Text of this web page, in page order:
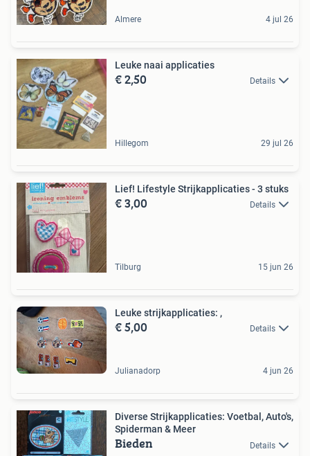
Almere 4 jul 26
Leuke naai applicaties
€ 2,50 Details
Hillegom 29 jul 26
Lief! Lifestyle Strijkapplicaties - 3 stuks
€ 3,00 Details
Tilburg 15 jun 26
Leuke strijkapplicaties: ,
€ 5,00 Details
Julianadorp 4 jun 26
Diverse Strijkapplicaties: Voetbal, Auto's,
Spiderman & Meer
Bieden Details